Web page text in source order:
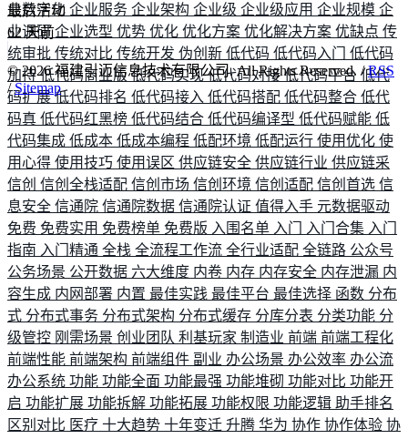
业数字化 企业服务 企业架构 企业级 企业级应用 企业规模 企
业调研企业选型 优势 优化 优化方案 优化解决方案 优缺点 传
统审批 传统对比 传统开发 伪创新 低代码 低代码入门 低代码
加持低代码商业版低代码实现低代码对接低代码平台 低代
码扩展低代码排名 低代码接入 低代码搭配 低代码整合 低代
码真 低代码红黑榜 低代码结合 低代码编译型 低代码赋能 低
代码集成 低成本 低成本编程 低配环境 低配运行 使用优化 使
用心得 使用技巧 使用误区 供应链安全 供应链行业 供应链采
信创 信创全栈适配 信创市场 信创环境 信创适配 信创首选 信
息安全 信通院 信通院数据 信通院认证 值得入手 元数据驱动
免费 免费实用 免费榜单 免费版 入围名单 入门 入门合集 入门
指南 入门精通 全栈 全流程工作流 全行业适配 全链路 公众号
公务场景 公开数据 六大维度 内卷 内存 内存安全 内存泄漏 内
容生成 内网部署 内置 最佳实践 最佳平台 最佳选择 函数 分布
式 分布式事务 分布式架构 分布式缓存 分库分表 分类功能 分
级管控 刚需场景 创业团队 利基玩家 制造业 前端 前端工程化
前端性能 前端架构 前端组件 副业 办公场景 办公效率 办公流
办公系统 功能 功能全面 功能最强 功能堆砌 功能对比 功能开
启 功能扩展 功能拆解 功能拓展 功能权限 功能逻辑 助手排名
区别对比 医疗 十大趋势 十年变迁 升腾 华为 协作 协作体验 协
最后活动
62 天前
©2026福建引迈信息技术有限公司. All Rights Reserved. /RSS
/Sitemap